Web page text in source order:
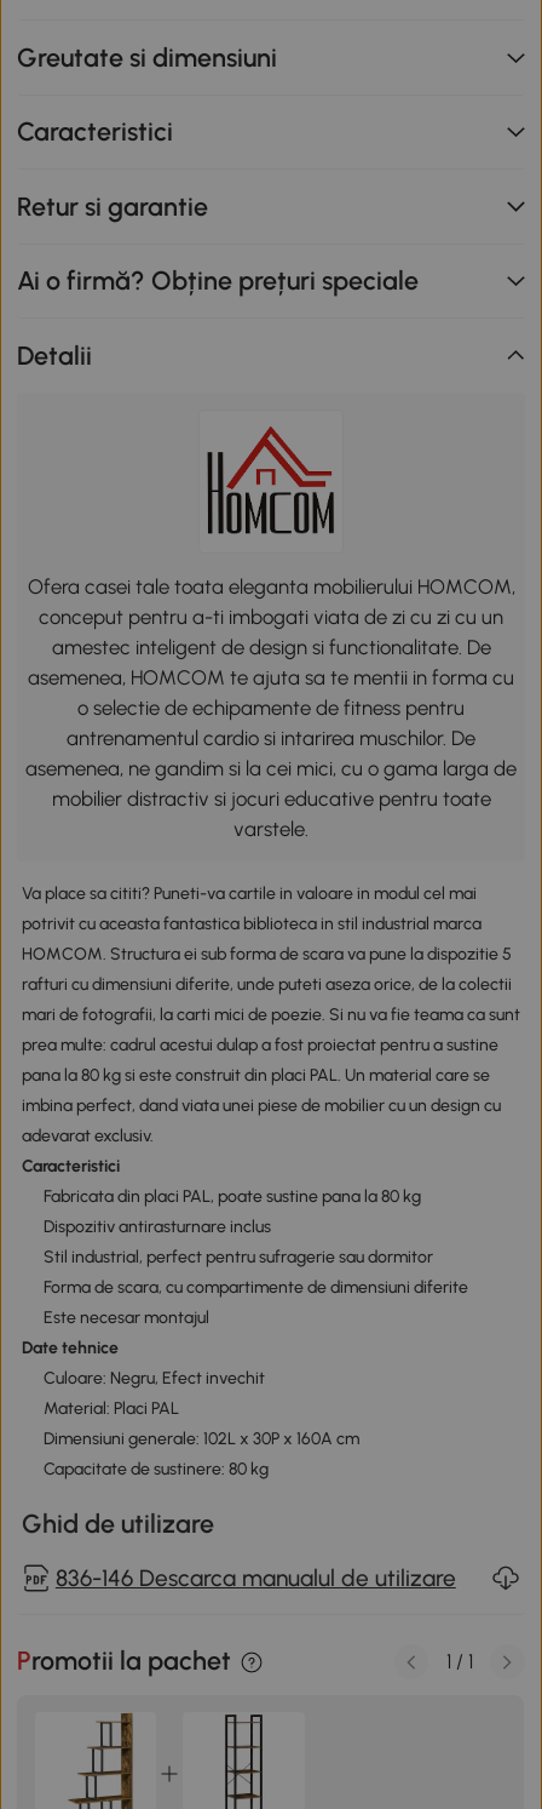
Greutate si dimensiuni
Caracteristici
Retur si garantie
Ai o firmă? Obține prețuri speciale
Detalii
Ofera casei tale toata eleganta mobilierului HOMCOM,
conceput pentru a-ti imbogati viata de zi cu zi cu un
amestec inteligent de design si functionalitate. De
asemenea, HOMCOM te ajuta sa te mentii in forma cu
o selectie de echipamente de fitness pentru
antrenamentul cardio si intarirea muschilor. De
asemenea, ne gandim si la cei mici, cu o gama larga de
mobilier distractiv si jocuri educative pentru toate
varstele.
Va place sa cititi? Puneti-va cartile in valoare in modul cel mai
potrivit cu aceasta fantastica biblioteca in stil industrial marca
HOMCOM. Structura ei sub forma de scara va pune la dispozitie 5
rafturi cu dimensiuni diferite, unde puteti aseza orice, de la colectii
mari de fotografii, la carti mici de poezie. Si nu va fie teama ca sunt
prea multe: cadrul acestui dulap a fost proiectat pentru a sustine
pana la 80 kg si este construit din placi PAL. Un material care se
imbina perfect, dand viata unei piese de mobilier cu un design cu
adevarat exclusiv.
Caracteristici
Fabricata din placi PAL, poate sustine pana la 80 kg
Dispozitiv antirasturnare inclus
Stil industrial, perfect pentru sufragerie sau dormitor
Forma de scara, cu compartimente de dimensiuni diferite
Este necesar montajul
Date tehnice
Culoare: Negru, Efect invechit
Material: Placi PAL
Dimensiuni generale: 102L x 30P x 160A cm
Capacitate de sustinere: 80 kg
Ghid de utilizare
836-146 Descarca manualul de utilizare
Promotii la pachet 1 / 1